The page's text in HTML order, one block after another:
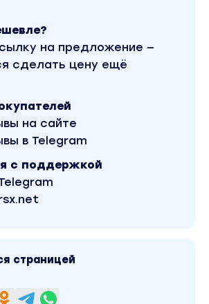
Сервисы обратного
сайт.
Landing Page
и настройки рекламной
Директ
рекламной кампании в
и настройки рекламной
Ads
предложений,
на предложение —
сделать цену ещё
на сайте
в Telegram
с поддержкой
страницей